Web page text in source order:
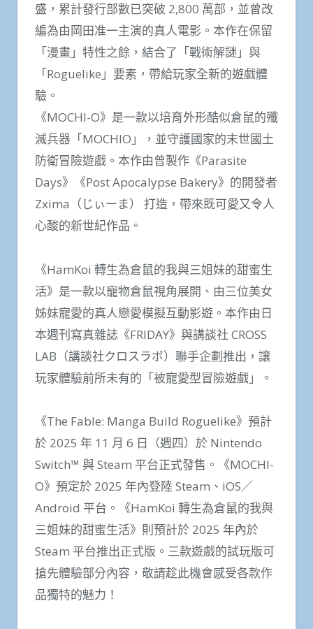
盛，累計發行部數已突破 2,800 萬部，並曾改
編為由岡田准一主演的真人電影。本作在保留
「漫畫」特性之餘，結合了「戰術解謎」與
「Roguelike」要素，帶給玩家全新的遊戲體
驗。
《MOCHI-O》是一款以培育外形酷似倉鼠的殲
滅兵器「MOCHIO」，並守護國家的末世國土
防衛冒險遊戲。本作由曾製作《Parasite
Days》《Post Apocalypse Bakery》的開發者
Zxima（じぃーま） 打造，帶來既可愛又令人
心酸的新世紀作品。
《HamKoi 轉生為倉鼠的我與三姐妹的甜蜜生
活》是一款以寵物倉鼠視角展開、由三位美女
姊妹寵愛的真人戀愛模擬互動影遊。本作由日
本週刊寫真雜誌《FRIDAY》與講談社 CROSS
LAB（講談社クロスラボ）聯手企劃推出，讓
玩家體驗前所未有的「被寵愛型冒險遊戲」。
《The Fable: Manga Build Roguelike》預計
於 2025 年 11 月 6 日（週四）於 Nintendo
Switch™ 與 Steam 平台正式發售。《MOCHI-
O》預定於 2025 年內登陸 Steam、iOS／
Android 平台。《HamKoi 轉生為倉鼠的我與
三姐妹的甜蜜生活》則預計於 2025 年內於
Steam 平台推出正式版。三款遊戲的試玩版可
搶先體驗部分內容，敬請趁此機會感受各款作
品獨特的魅力！